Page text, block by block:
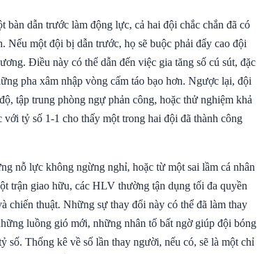
bàn dẫn trước làm động lực, cả hai đội chắc chắn đã có
Nếu một đội bị dẫn trước, họ sẽ buộc phải đẩy cao đội
Điều này có thể dẫn đến việc gia tăng số cú sút, đặc
pha xâm nhập vòng cấm táo bạo hơn. Ngược lại, đội
tập trung phòng ngự phản công, hoặc thử nghiệm khả
tỷ số 1-1 cho thấy một trong hai đội đã thành công
nỗ lực không ngừng nghỉ, hoặc từ một sai lầm cá nhân
trận giao hữu, các HLV thường tận dụng tối đa quyền
chiến thuật. Những sự thay đổi này có thể đã làm thay
luồng gió mới, những nhân tố bất ngờ giúp đội bóng
số. Thống kê về số lần thay người, nếu có, sẽ là một chỉ